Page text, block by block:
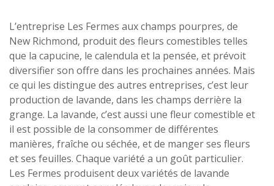
L’entreprise Les Fermes aux champs pourpres, de
New Richmond, produit des fleurs comestibles telles
que la capucine, le calendula et la pensée, et prévoit
diversifier son offre dans les prochaines années. Mais
ce qui les distingue des autres entreprises, c’est leur
production de lavande, dans les champs derrière la
grange. La lavande, c’est aussi une fleur comestible et
il est possible de la consommer de différentes
manières, fraîche ou séchée, et de manger ses fleurs
et ses feuilles. Chaque variété a un goût particulier.
Les Fermes produisent deux variétés de lavande